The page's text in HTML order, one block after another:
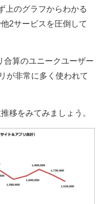
上のグラフからわかる
2サービスを圧倒して
算のユニークユーザー
が非常に多く使われて
移をみてみましょう。